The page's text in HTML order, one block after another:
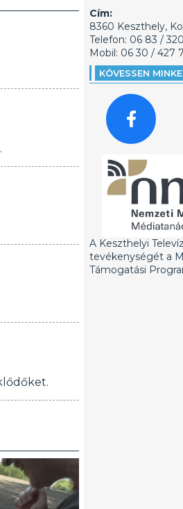
Cím:
8360 Keszthely,
Telefon: 06 83 /
Mobil: 06 30 / 427
KÖVESSEN
A Keszthelyi
tevékenységét a
Támogatási